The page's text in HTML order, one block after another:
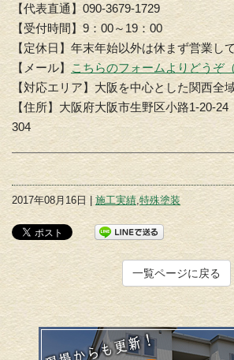
【代表直通】090-3679-1729
【受付時間】9：00～19：00
【定休日】年末年始以外は休まず営業し
【メール】 こちらのフォームよりどうぞ
【対応エリア】大阪を中心とした関西全
【住所】大阪府大阪市生野区小路1-20-
304
2017年08月16日 | 施工実績 特殊塗装
一覧ページに戻る